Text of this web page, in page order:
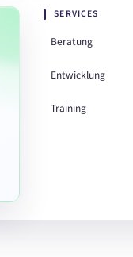
SERVICES
Beratung
Entwicklung
Training